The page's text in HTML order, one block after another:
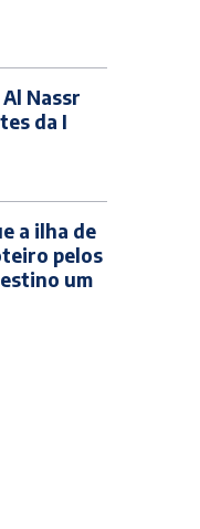
Nassr
da I
a ilha de
pelos
um